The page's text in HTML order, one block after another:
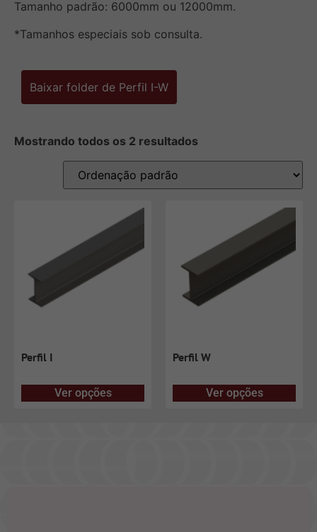
Tamanho padrão: 6000mm ou 12000mm.
*Tamanhos especiais sob consulta.
Baixar folder de Perfil I-W
Mostrando todos os 2 resultados
Perfil I
Ver opções
Perfil W
Ver opções